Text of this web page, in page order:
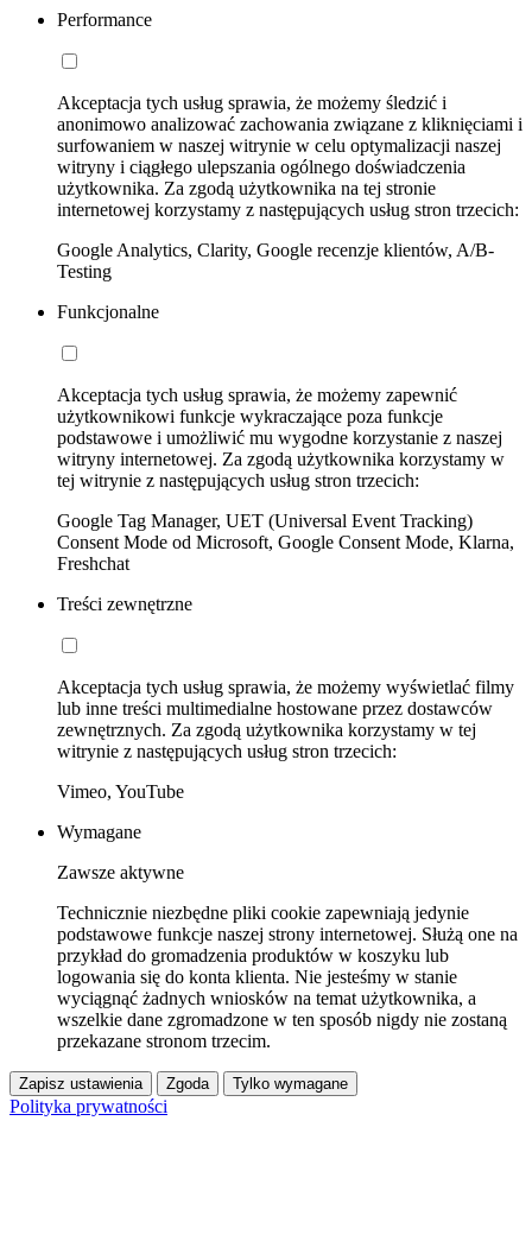
Performance
Akceptacja tych usług sprawia, że możemy śledzić i
anonimowo analizować zachowania związane z kliknięciami i
surfowaniem w naszej witrynie w celu optymalizacji naszej
witryny i ciągłego ulepszania ogólnego doświadczenia
użytkownika. Za zgodą użytkownika na tej stronie
internetowej korzystamy z następujących usług stron trzecich:
Google Analytics, Clarity, Google recenzje klientów, A/B-
Testing
Funkcjonalne
Akceptacja tych usług sprawia, że możemy zapewnić
użytkownikowi funkcje wykraczające poza funkcje
podstawowe i umożliwić mu wygodne korzystanie z naszej
witryny internetowej. Za zgodą użytkownika korzystamy w
tej witrynie z następujących usług stron trzecich:
Google Tag Manager, UET (Universal Event Tracking)
Consent Mode od Microsoft, Google Consent Mode, Klarna,
Freshchat
Treści zewnętrzne
Akceptacja tych usług sprawia, że możemy wyświetlać filmy
lub inne treści multimedialne hostowane przez dostawców
zewnętrznych. Za zgodą użytkownika korzystamy w tej
witrynie z następujących usług stron trzecich:
Vimeo, YouTube
Wymagane
Zawsze aktywne
Technicznie niezbędne pliki cookie zapewniają jedynie
podstawowe funkcje naszej strony internetowej. Służą one na
przykład do gromadzenia produktów w koszyku lub
logowania się do konta klienta. Nie jesteśmy w stanie
wyciągnąć żadnych wniosków na temat użytkownika, a
wszelkie dane zgromadzone w ten sposób nigdy nie zostaną
przekazane stronom trzecim.
Zapisz ustawienia Zgoda Tylko wymagane
Polityka prywatności